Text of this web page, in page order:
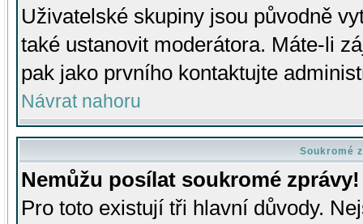
Uživatelské skupiny jsou původně
také ustanovit moderátora. Máte-li
pak jako prvního kontaktujte
Návrat nahoru
Soukromé
Nemůžu posílat soukromé zprávy!
Pro toto existují tři hlavní důvody.